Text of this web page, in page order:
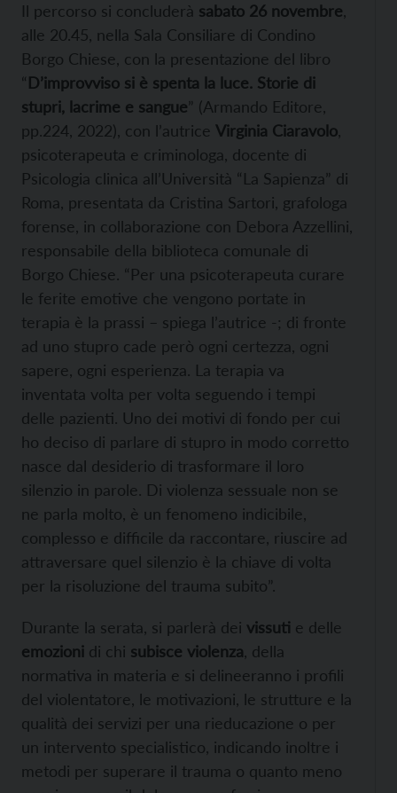
Il percorso si concluderà sabato 26 novembre
alle 20.45, nella Sala Consiliare di Condino
Borgo Chiese, con la presentazione del libro
“D’improvviso si è spenta la luce. Storie di
stupri, lacrime e sangue” (Armando Editore,
pp.224, 2022), con l’autrice Virginia Ciaravolo
psicoterapeuta e criminologa, docente di
Psicologia clinica all’Università “La Sapienza” di
Roma, presentata da Cristina Sartori, grafologa
forense, in collaborazione con Debora Azzellini,
responsabile della biblioteca comunale di
Borgo Chiese. “Per una psicoterapeuta curare
le ferite emotive che vengono portate in
terapia è la prassi – spiega l’autrice -; di fronte
ad uno stupro cade però ogni certezza, ogni
sapere, ogni esperienza. La terapia va
inventata volta per volta seguendo i tempi
delle pazienti. Uno dei motivi di fondo per cui
ho deciso di parlare di stupro in modo corretto
nasce dal desiderio di trasformare il loro
silenzio in parole. Di violenza sessuale non se
ne parla molto, è un fenomeno indicibile,
complesso e difficile da raccontare, riuscire ad
attraversare quel silenzio è la chiave di volta
per la risoluzione del trauma subito”.
Durante la serata, si parlerà dei vissuti e delle
emozioni di chi subisce violenza , della
normativa in materia e si delineeranno i profili
del violentatore, le motivazioni, le strutture e la
qualità dei servizi per una rieducazione o per
un intervento specialistico, indicando inoltre i
metodi per superare il trauma o quanto meno